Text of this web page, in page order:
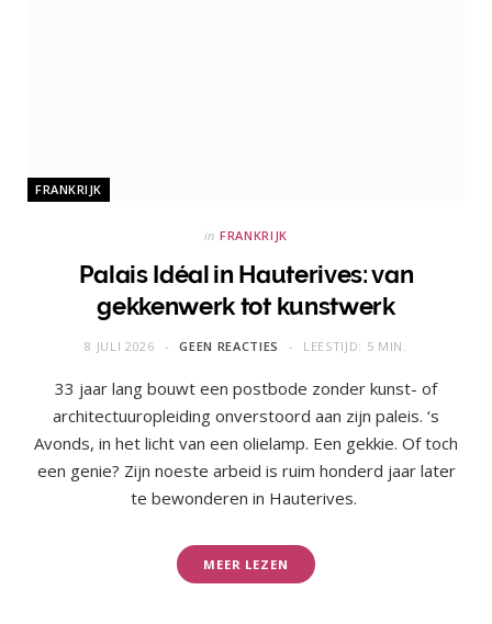
FRANKRIJK
in FRANKRIJK
Palais Idéal in Hauterives: van
gekkenwerk tot kunstwerk
8 JULI 2026 GEEN REACTIES LEESTIJD: 5 MIN.
33 jaar lang bouwt een postbode zonder kunst- of
architectuuropleiding onverstoord aan zijn paleis. ‘s
Avonds, in het licht van een olielamp. Een gekkie. Of toch
een genie? Zijn noeste arbeid is ruim honderd jaar later
te bewonderen in Hauterives.
MEER LEZEN